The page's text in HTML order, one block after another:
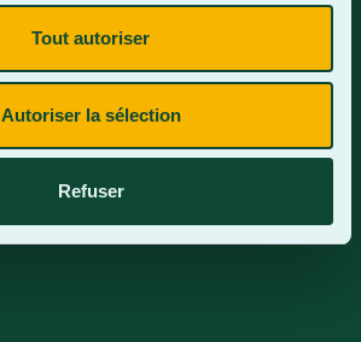
Tout autoriser
Autoriser la sélection
Refuser
Contactez-nous